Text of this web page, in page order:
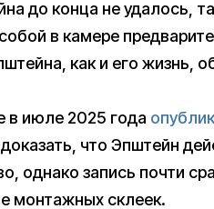
до конца не удалось,
в камере
как и его жизнь,
в июле 2025 года
что Эпштейн
однако запись почти
монтажных склеек.